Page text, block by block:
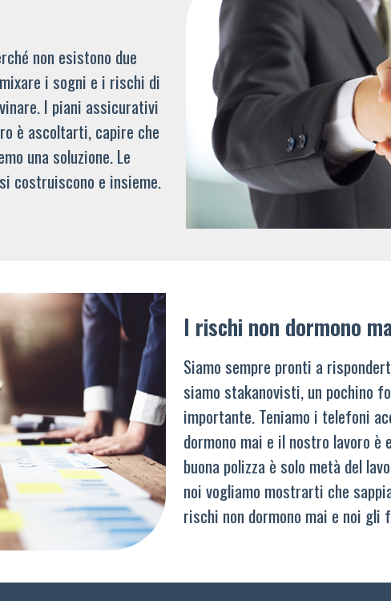
non esistono due
i sogni e i rischi di
I piani assicurativi
è ascoltarti, capire che
una soluzione. Le
costruiscono e insieme.
I rischi non dormono
Siamo sempre pronti a
siamo stakanovisti, un pochino
importante. Teniamo i telefoni
dormono mai e il nostro lavoro è
buona polizza è solo metà del
noi vogliamo mostrarti che
rischi non dormono mai e noi gli